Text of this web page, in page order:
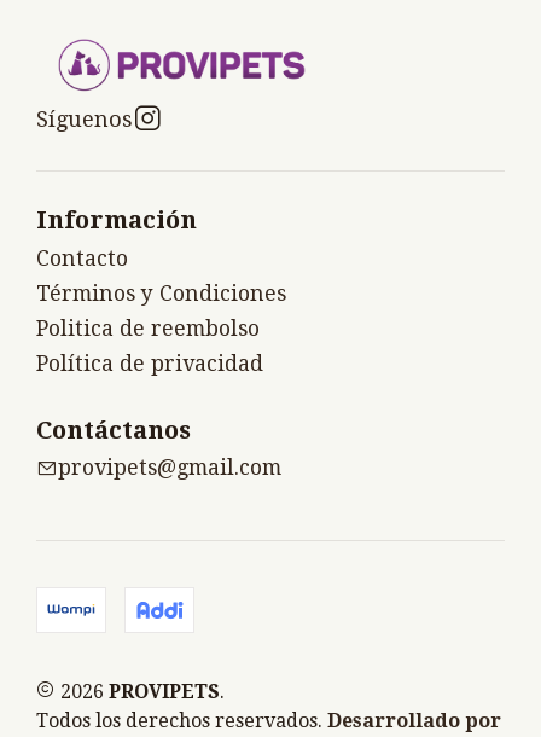
Síguenos
Información
Contacto
Términos y Condiciones
Politica de reembolso
Política de privacidad
Contáctanos
provipets@gmail.com
2026 PROVIPETS.
Todos los derechos reservados. Desarrollado por